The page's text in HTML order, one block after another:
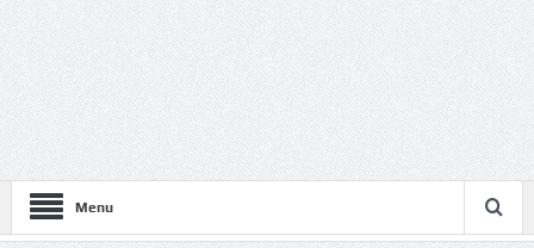
Menu